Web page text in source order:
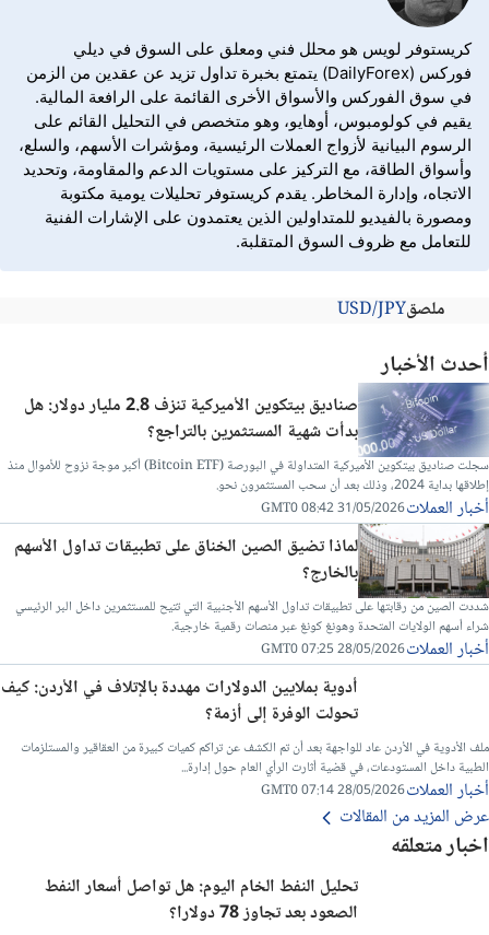
كريستوفر لويس هو محلل فني ومعلق على السوق في ديلي
فوركس (DailyForex) يتمتع بخبرة تداول تزيد عن عقدين من الزمن
في سوق الفوركس والأسواق الأخرى القائمة على الرافعة المالية.
يقيم في كولومبوس، أوهايو، وهو متخصص في التحليل القائم على
الرسوم البيانية لأزواج العملات الرئيسية، ومؤشرات الأسهم، والسلع،
وأسواق الطاقة، مع التركيز على مستويات الدعم والمقاومة، وتحديد
الاتجاه، وإدارة المخاطر. يقدم كريستوفر تحليلات يومية مكتوبة
ومصورة بالفيديو للمتداولين الذين يعتمدون على الإشارات الفنية
للتعامل مع ظروف السوق المتقلبة.
ملصقUSD/JPY
أحدث الأخبار
صناديق بيتكوين الأميركية تنزف 2.8 مليار دولار: هل
بدأت شهية المستثمرين بالتراجع؟
سجلت صناديق بيتكوين الأميركية المتداولة في البورصة (Bitcoin ETF) أكبر موجة نزوح للأموال منذ
إطلاقها بداية 2024، وذلك بعد أن سحب المستثمرون نحو.
أخبار العملات31/05/2026 08:42 GMT0
لماذا تضيق الصين الخناق على تطبيقات تداول الأسهم
بالخارج؟
شددت الصين من رقابتها على تطبيقات تداول الأسهم الأجنبية التي تتيح للمستثمرين داخل البر الرئيسي
شراء أسهم الولايات المتحدة وهونغ كونغ عبر منصات رقمية خارجية.
أخبار العملات28/05/2026 07:25 GMT0
أدوية بملايين الدولارات مهددة بالإتلاف في الأردن: كيف
تحولت الوفرة إلى أزمة؟
ملف الأدوية في الأردن عاد للواجهة بعد أن تم الكشف عن تراكم كميات كبيرة من العقاقير والمستلزمات
الطبية داخل المستودعات، في قضية أثارت الرأي العام حول إدارة...
أخبار العملات28/05/2026 07:14 GMT0
عرض المزيد من المقالات
اخبار متعلقه
تحليل النفط الخام اليوم: هل تواصل أسعار النفط
الصعود بعد تجاوز 78 دولارا؟